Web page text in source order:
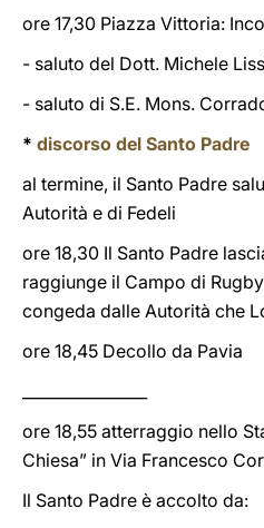
ore 17,30 Piazza Vittoria:
- saluto del Dott. Michele
- saluto di S.E. Mons.
* discorso del Santo Padre
al termine, il Santo Padre
Autorità e di Fedeli
ore 18,30 Il Santo Padre
raggiunge il Campo di
congeda dalle Autorità che
ore 18,45 Decollo da Pavia
ore 18,55 atterraggio nello
Chiesa” in Via Francesco
Il Santo Padre è accolto da: